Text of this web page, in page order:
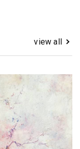
view all